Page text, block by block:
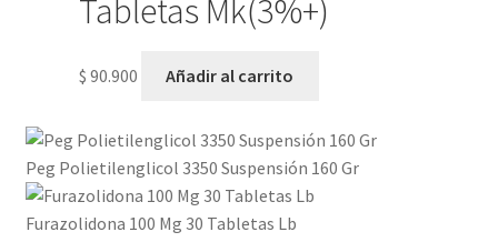
Tabletas Mk(3%+)
$ 90.900 Añadir al carrito
Peg Polietilenglicol 3350 Suspensión 160 Gr
Furazolidona 100 Mg 30 Tabletas Lb